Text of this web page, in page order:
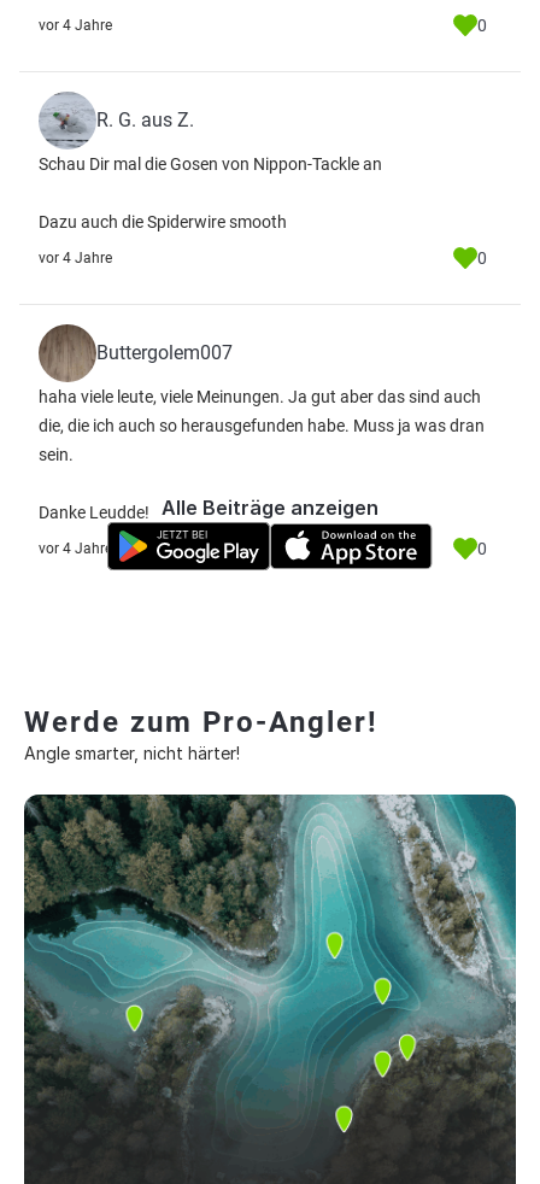
vor 4 Jahre 0
R. G. aus Z.
Schau Dir mal die Gosen von Nippon-Tackle an
Dazu auch die Spiderwire smooth
vor 4 Jahre 0
Buttergolem007
haha viele leute, viele Meinungen. Ja gut aber das sind auch
die, die ich auch so herausgefunden habe. Muss ja was dran
sein.
Danke Leudde!
vor 4 Jahre 0
Alle Beiträge anzeigen
Werde zum Pro-Angler!
Angle smarter, nicht härter!